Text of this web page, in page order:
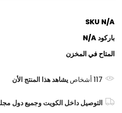
SKU N/A
باركودN/A
المتاح في المخزن
117 أشخاص يشاهد هذا المنتج الأن
التوصيل داخل الكويت وجميع دول